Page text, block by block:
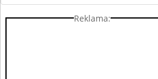
Reklama: